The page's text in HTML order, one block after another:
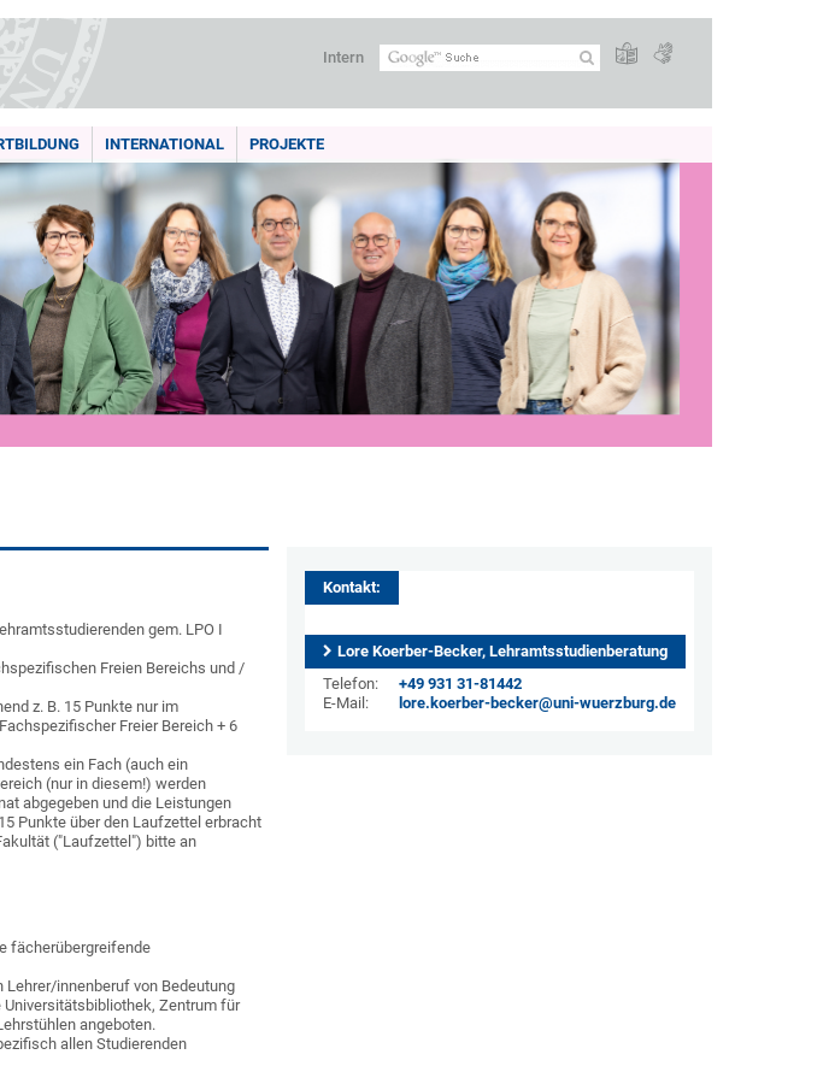
Intern
INTERNATIONAL PROJEKTE
gem. LPO I
Freien Bereichs und /
z. B. 15 Punkte nur im
Freier Bereich + 6
ein Fach (auch ein
(nur in diesem!) werden
abgegeben und die Leistungen
Punkte über den Laufzettel erbracht
("Laufzettel") bitte an
fächerübergreifende
Lehrer/innenberuf von Bedeutung
Universitätsbibliothek, Zentrum für
angeboten.
allen Studierenden
Kontakt:
Lore Koerber-Becker, Lehramtsstudienberatung
Telefon:
+49 931 31-81442
E-Mail:
lore.koerber-becker@uni-wuerzburg.de